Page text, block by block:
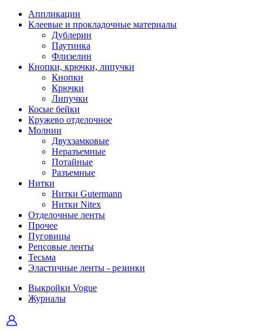
Аппликации
Клеевые и прокладочные материалы
Дублерин
Паутинка
Флизелин
Кнопки, крючки, липучки
Кнопки
Крючки
Липучки
Косые бейки
Кружево отделочное
Молнии
Двухзамковые
Неразъемные
Потайные
Разъемные
Нитки
Нитки Gutermann
Нитки Nitex
Отделочные ленты
Прочее
Пуговицы
Репсовые ленты
Тесьма
Эластичные ленты - резинки
Выкройки Vogue
Журналы